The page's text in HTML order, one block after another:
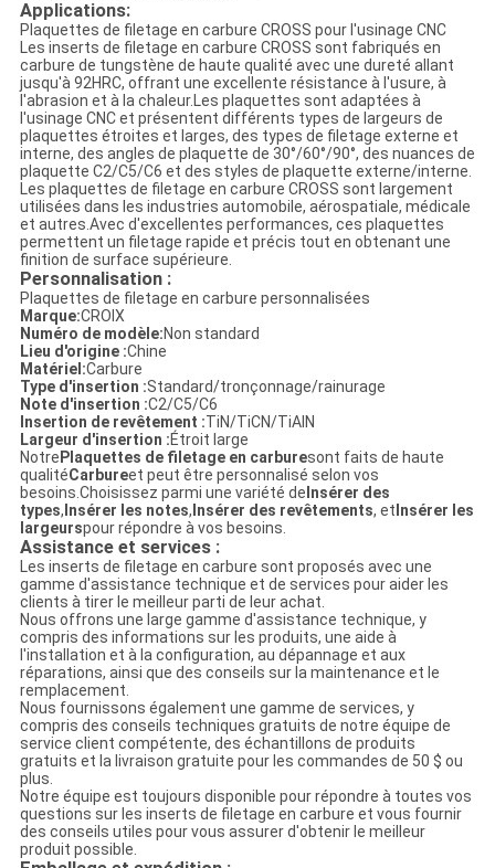
Applications:
Plaquettes de filetage en carbure CROSS pour l'usinage CNC
Les inserts de filetage en carbure CROSS sont fabriqués en
carbure de tungstène de haute qualité avec une dureté allant
jusqu'à 92HRC, offrant une excellente résistance à l'usure, à
l'abrasion et à la chaleur.Les plaquettes sont adaptées à
l'usinage CNC et présentent différents types de largeurs de
plaquettes étroites et larges, des types de filetage externe et
interne, des angles de plaquette de 30°/60°/90°, des nuances de
plaquette C2/C5/C6 et des styles de plaquette externe/interne.
Les plaquettes de filetage en carbure CROSS sont largement
utilisées dans les industries automobile, aérospatiale, médicale
et autres.Avec d'excellentes performances, ces plaquettes
permettent un filetage rapide et précis tout en obtenant une
finition de surface supérieure.
Personnalisation :
Plaquettes de filetage en carbure personnalisées
Marque:CROIX
Numéro de modèle:Non standard
Lieu d'origine :Chine
Matériel:Carbure
Type d'insertion :Standard/tronçonnage/rainurage
Note d'insertion :C2/C5/C6
Insertion de revêtement :TiN/TiCN/TiAlN
Largeur d'insertion :Étroit large
Notre Plaquettes de filetage en carburesont faits de haute
qualitéCarbureet peut être personnalisé selon vos
besoins.Choisissez parmi une variété de Insérer des
types, Insérer les notes, Insérer des revêtements, et Insérer les
largeurspour répondre à vos besoins.
Assistance et services :
Les inserts de filetage en carbure sont proposés avec une
gamme d'assistance technique et de services pour aider les
clients à tirer le meilleur parti de leur achat.
Nous offrons une large gamme d'assistance technique, y
compris des informations sur les produits, une aide à
l'installation et à la configuration, au dépannage et aux
réparations, ainsi que des conseils sur la maintenance et le
remplacement.
Nous fournissons également une gamme de services, y
compris des conseils techniques gratuits de notre équipe de
service client compétente, des échantillons de produits
gratuits et la livraison gratuite pour les commandes de 50 $ ou
plus.
Notre équipe est toujours disponible pour répondre à toutes vos
questions sur les inserts de filetage en carbure et vous fournir
des conseils utiles pour vous assurer d'obtenir le meilleur
produit possible.